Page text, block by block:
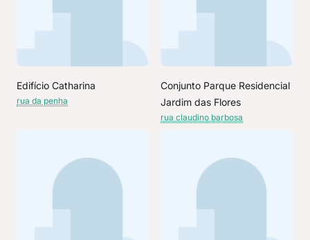
Edifício Catharina
rua da penha
Conjunto Parque Residencial
Jardim das Flores
rua claudino barbosa